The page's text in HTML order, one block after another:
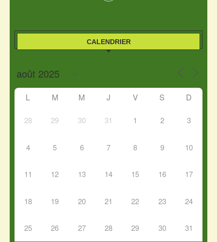
CALENDRIER
L M M J V S D
28 29 30 31 1 2 3
4 5 6 7 8 9 10
11 12 13 14 15 16 17
18 19 20 21 22 23 24
25 26 27 28 29 30 31